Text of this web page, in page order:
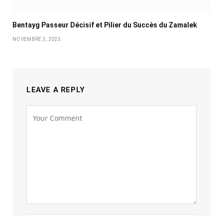
Bentayg Passeur Décisif et Pilier du Succès du Zamalek
NOVEMBRE 3, 2025
LEAVE A REPLY